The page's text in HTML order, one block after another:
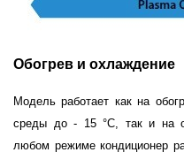
Обогрев и охлаждение
Модель работает как на
среды до - 15 °С, так и на
любом режиме кондиционер